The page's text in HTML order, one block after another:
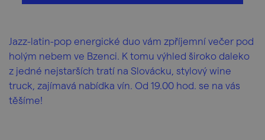
Jazz-latin-pop energické duo vám zpříjemní večer pod
holým nebem ve Bzenci. K tomu výhled široko daleko
z jedné nejstarších tratí na Slovácku, stylový wine
truck, zajímavá nabídka vín. Od 19.00 hod. se na vás
těšíme!